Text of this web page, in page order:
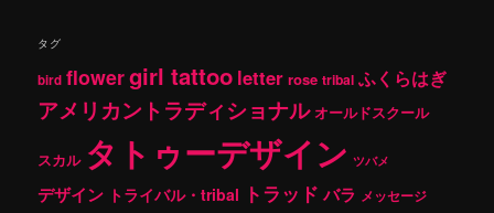
タグ
bird flowergirl tattoo letter rose tribal ふくらはぎ
アメリカントラディショナル オールドスクール
スカル タトゥーデザイン ツバメ
デザイン トライバル・tribal トラッド バラ メッセージ